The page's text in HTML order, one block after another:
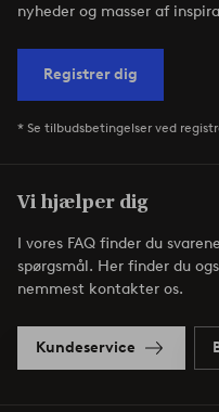
nyheder og masser af
Registrer dig
* Se tilbudsbetingelser ved
Vi hjælper dig
I vores FAQ finder du
spørgsmål. Her finder du
nemmest kontakter os.
Kundeservice